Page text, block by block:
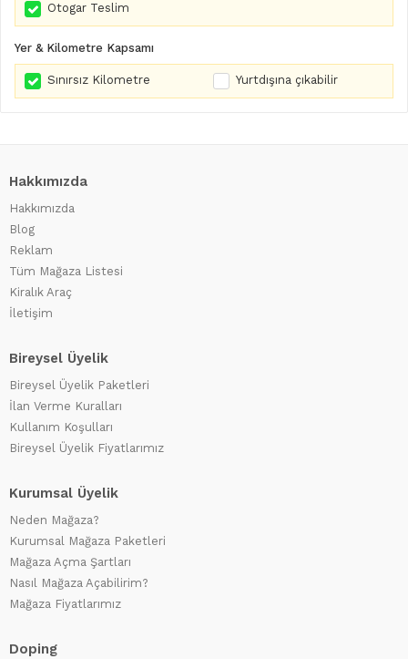
Otogar Teslim
Yer & Kilometre Kapsamı
Sınırsız Kilometre Yurtdışına çıkabilir
Hakkımızda
Hakkımızda
Blog
Reklam
Tüm Mağaza Listesi
Kiralık Araç
İletişim
Bireysel Üyelik
Bireysel Üyelik Paketleri
İlan Verme Kuralları
Kullanım Koşulları
Bireysel Üyelik Fiyatlarımız
Kurumsal Üyelik
Neden Mağaza?
Kurumsal Mağaza Paketleri
Mağaza Açma Şartları
Nasıl Mağaza Açabilirim?
Mağaza Fiyatlarımız
Doping